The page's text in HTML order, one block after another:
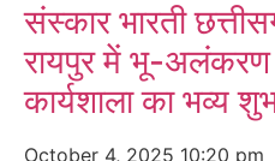
संस्कार भारती
रायपुर में भू-अलंकरण
कार्यशाला का भव्य
October 4, 2025 10:20 pm